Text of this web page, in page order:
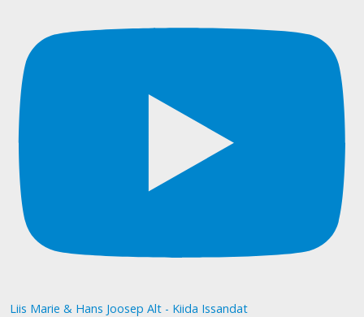
Liis Marie & Hans Joosep Alt - Kiida Issandat